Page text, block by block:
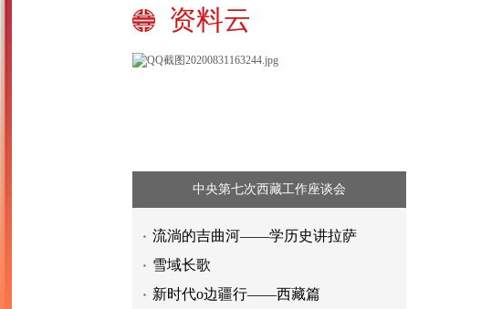
资料云
中央第七次西藏工作座谈会
流淌的吉曲河——学历史讲拉萨
雪域长歌
新时代o边疆行——西藏篇